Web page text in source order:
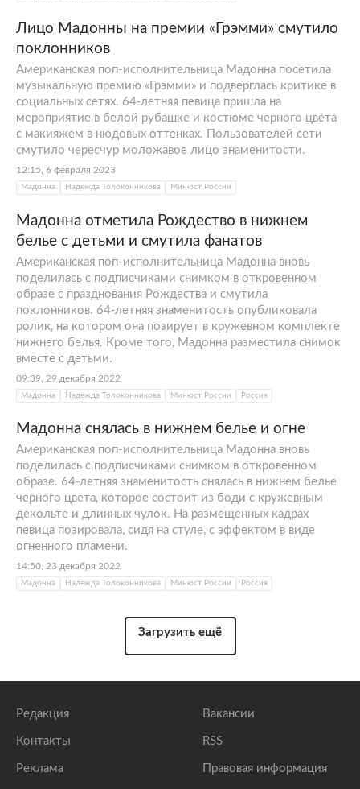
Лицо Мадонны на премии «Грэмми» смутило
поклонников
Американская поп-исполнительница Мадонна посетила
музыкальную премию «Грэмми» и подверглась критике в
социальных сетях. 64-летняя певица пришла на
мероприятие в белой рубашке и костюме черного цвета
с макияжем в нюдовых оттенках. Пользователей сети
смутило чересчур моложавое лицо знаменитости.
12:15, 6 февраля 2023
Мадонна Надежда Толоконникова Минюст России
Мадонна отметила Рождество в нижнем
белье с детьми и смутила фанатов
Американская поп-исполнительница Мадонна вновь
поделилась с подписчиками снимком в откровенном
образе с празднования Рождества и смутила
поклонников. 64-летняя знаменитость опубликовала
ролик, на котором она позирует в кружевном комплекте
нижнего белья. Кроме того, Мадонна разместила снимок
вместе с детьми.
09:39, 29 декабря 2022
Мадонна Надежда Толоконникова Минюст России Россия
Мадонна снялась в нижнем белье и огне
Американская поп-исполнительница Мадонна вновь
поделилась с подписчиками снимком в откровенном
образе. 64-летняя знаменитость снялась в нижнем белье
черного цвета, которое состоит из боди с кружевным
декольте и длинных чулок. На размещенных кадрах
певица позировала, сидя на стуле, с эффектом в виде
огненного пламени.
14:50, 23 декабря 2022
Мадонна Надежда Толоконникова Минюст России Россия
Загрузить ещё
Редакция
Контакты
Реклама
Вакансии
RSS
Правовая информация